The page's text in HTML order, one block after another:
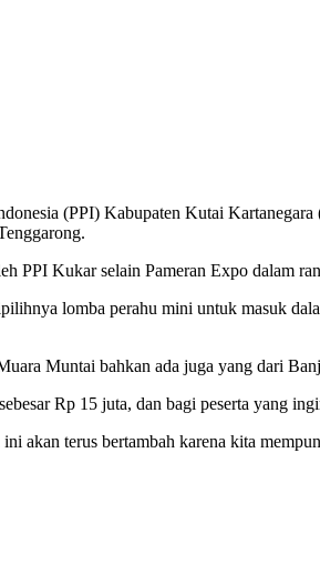
(PPI) Kabupaten Kutai
PPI Kukar selain Pameran Expo dalam
lomba perahu mini untuk masuk
Muntai bahkan ada juga yang dari
Rp 15 juta, dan bagi peserta yang
akan terus bertambah karena kita